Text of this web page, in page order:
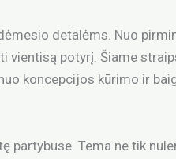
detalėms. Nuo
vientisą potyrį. Šiame
koncepcijos kūrimo ir
partybuse. Tema ne tik